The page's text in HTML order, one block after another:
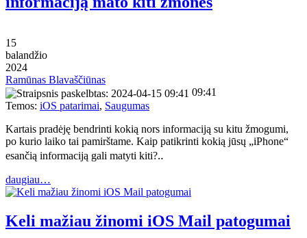
15
balandžio
2024
Ramūnas Blavaščiūnas
09:41
Temos: iOS patarimai, Saugumas
Kartais pradėję bendrinti kokią nors informaciją su kitu žmogumi,
po kurio laiko tai pamirštame. Kaip patikrinti kokią jūsų „iPhone“
esančią informaciją gali matyti kiti?‥
daugiau…
Keli mažiau žinomi iOS Mail patogumai